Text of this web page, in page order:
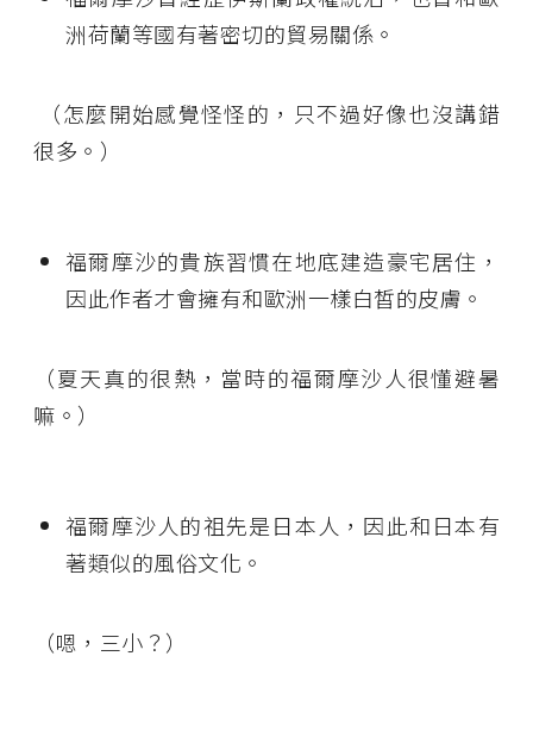
洲荷蘭等國有著密切的貿易關係。
（怎麼開始感覺怪怪的，只不過好像也沒講錯
很多。）
福爾摩沙的貴族習慣在地底建造豪宅居住，
因此作者才會擁有和歐洲一樣白皙的皮膚。
（夏天真的很熱，當時的福爾摩沙人很懂避暑
嘛。）
福爾摩沙人的祖先是日本人，因此和日本有
著類似的風俗文化。
（嗯，三小？）